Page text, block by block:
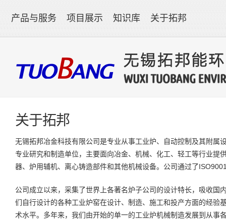
产品与服务 项目展示 知识库 关于拓邦
关于拓邦
无锡拓邦冶金科技有限公司是专业从事工业炉、自动控制及其附属
专业研究和制造单位，主要面向冶金、机械、化工、轻工等行业提
器、炉用辅机、离心铸造部件和其他机械设备。公司通过了
公司成立以来，采集了世界上各著名炉子公司的设计特长，吸收国
们自行设计的各种工业炉窑在设计、制造、施工和投产方面的经验
术水平。多年来，我们由开始的单一的工业炉机械制造发展到从事